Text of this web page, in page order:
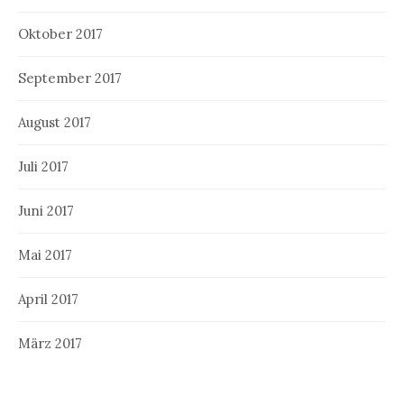
Oktober 2017
September 2017
August 2017
Juli 2017
Juni 2017
Mai 2017
April 2017
März 2017